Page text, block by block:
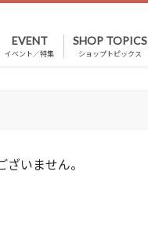
EVENT
イベント／特集
SHOP TOPICS
ショップトピックス
いません。